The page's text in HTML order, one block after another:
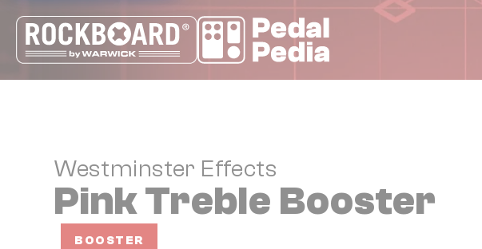
Westminster Effects
Pink Treble Booster
BOOSTER